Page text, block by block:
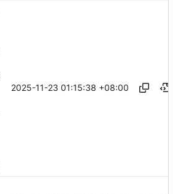
2025-11-23 01:15:38 +08:00